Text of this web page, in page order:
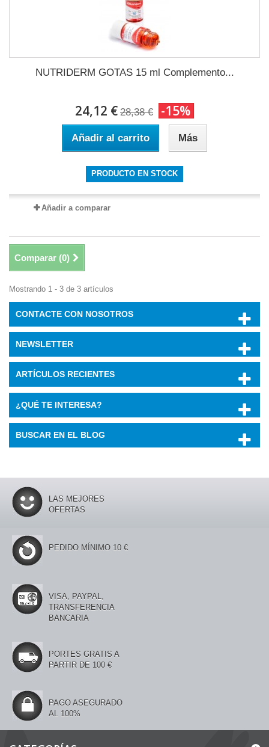
NUTRIDERM GOTAS 15 ml Complemento...
24,12 € 28,38 € -15%
Añadir al carrito Más
PRODUCTO EN STOCK
Añadir a comparar
Comparar (0)
Mostrando 1 - 3 de 3 artículos
CONTACTE CON NOSOTROS
NEWSLETTER
ARTÍCULOS RECIENTES
¿QUÉ TE INTERESA?
BUSCAR EN EL BLOG
LAS MEJORES
OFERTAS
PEDIDO MÍNIMO 10 €
VISA, PAYPAL,
TRANSFERENCIA
BANCARIA
PORTES GRATIS A
PARTIR DE 100 €
PAGO ASEGURADO
AL 100%